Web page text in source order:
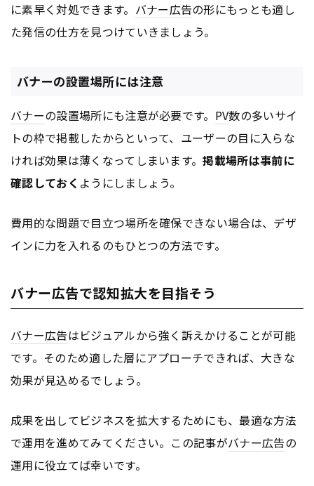
に素早く対処できます。 バナー広告の形にもっとも適し
た発信の仕方を見つけていきましょう。
バナーの設置場所には注意
バナーの設置場所にも注意が必要です。 PV数の多いサイ
トの枠で掲載したからといって、ユーザーの目に入らな
ければ効果は薄くなってしまいます。掲載場所は事前に
確認しておく ようにしましょう。
費用的な問題で目立つ場所を確保できない場合は、デザ
インに力を入れるのもひとつの方法です。
バナー広告で認知拡大を目指そう
バナー広告はビジュアルから強く訴えかけることが可能
です。そのため適した層にアプローチできれば、大きな
効果が見込めるでしょう。
成果を出してビジネスを拡大するためにも、最適な方法
で運用を進めてみてください。この記事がバナー広告の
運用に役立てば幸いです。